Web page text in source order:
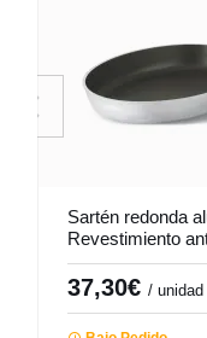
Sartén redonda
Revestimiento
cm 5,5 cm
37,30€ / unidad